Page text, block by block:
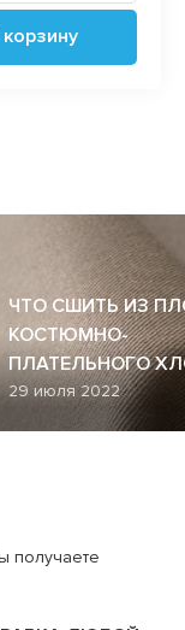
ЧТО СШИТЬ ИЗ
КОСТЮМНО-
ПЛАТЕЛЬНОГО
29 июля 2022
получаете